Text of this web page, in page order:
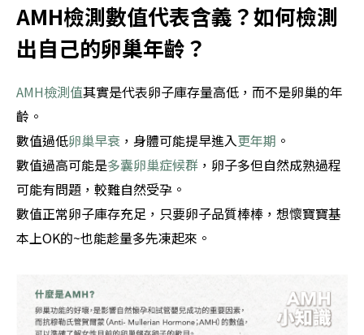
AMH檢測數值代表含義？如何檢測
出自己的卵巢年齡？
AMH檢測值其實是代表卵子庫存量高低，而不是卵巢的年
齡。
數值過低卵巢早衰 ，身體可能提早進入更年期 。
數值過高可能是多囊卵巢症候群 ，卵子多但自然成熟過程
可能有問題，較難自然受孕。
數值正常卵子庫存充足，只要卵子品質棒棒，想懷寶寶基
本上OK的~也能趁量多先凍起來。